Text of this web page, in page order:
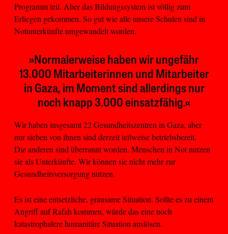
Programm teil. Aber das Bildungssystem ist völlig zum
Erliegen gekommen. So gut wie alle unsere Schulen sind in
Notunterkünfte umgewandelt worden.
»Normalerweise haben wir ungefähr
13.000 Mitarbeiterinnen und Mitarbeiter
in Gaza, im Moment sind allerdings nur
noch knapp 3.000 einsatzfähig.«
Wir haben insgesamt 22 Gesundheitszentren in Gaza, aber
nur sieben von ihnen sind derzeit teilweise betriebsbereit.
Die anderen sind überrannt worden. Menschen in Not nutzen
sie als Unterkünfte. Wir können sie nicht mehr zur
Gesundheitsversorgung nutzen.
Es ist eine entsetzliche, grausame Situation. Sollte es zu einem
Angriff auf Rafah kommen, würde das eine noch
katastrophalere humanitäre Situation auslösen.